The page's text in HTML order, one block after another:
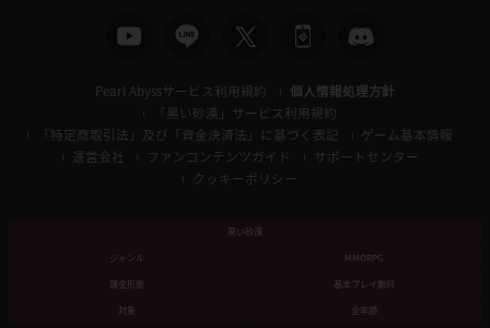
Pearl Abyssサービス利用規約
個人情報処理方針
「黒い砂漠」サービス利用規約
「特定商取引法」及び「資金決済法」に基づく表記
ゲーム基本情報
運営会社
ファンコンテンツガイド
サポートセンター
クッキーポリシー
黒い砂漠
ジャンル
MMORPG
課金形態
基本プレイ無料
対象
全年齢